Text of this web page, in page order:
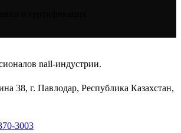
nail-индустрии.
38, г. Павлодар, Республика Казахстан,
3003